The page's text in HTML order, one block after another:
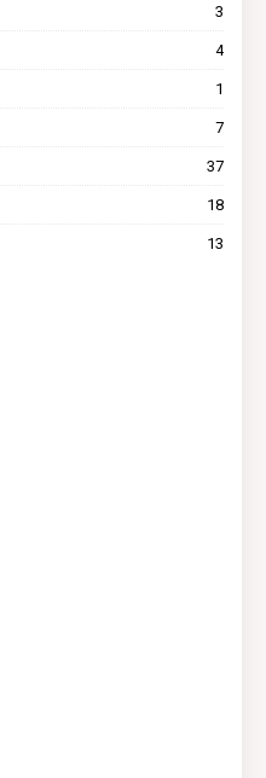
3
4
1
7
37
18
13